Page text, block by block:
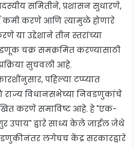
समितीने, प्रशासन सुधारणे,
करणे आणि त्यामुळे होणारे
या उद्देशाने तीन स्तरांच्या
चक्र समक्रमित करण्यासाठी
सुचवली आहे.
पहिल्या टप्प्यात
विधानसभेच्या निवडणुकांचे
करणे समाविष्ट आहे. हे "एक-
उपाय" द्वारे साध्य केले जाईल जेथे
लगेचच केंद्र सरकारद्वारे